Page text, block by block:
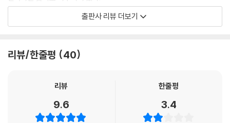
그러나 바람은 그 숫자의 세계를 조금씩 흔든다. 보문산 쪽에서 불어오는
바람은 사육장의 냄새와 전혀 다른 냄새를 품고 온다. 젖은 흙 냄새, 꽃 냄
여기에 있다. 작가는 늑구의 탈출을 거대한 사건으로만 다루지 않는다. 오
리 달려도 벽이 나타나지 않는 곳이 있다는 것을. 흙은 발자국을 받아들이
고, 풀잎은 발가락 사이를 간질이고, 숲의 소리는 위에서 오는 것과 아래에
출판사 리뷰 더보기
리뷰/한줄평 40
리뷰
9.6
한줄평
3.4